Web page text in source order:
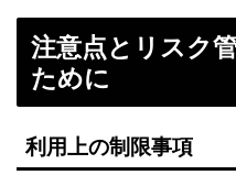
注意点とリスク
ために
利用上の制限事項